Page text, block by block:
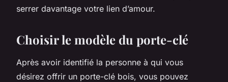
serrer davantage votre lien d’amour.
Choisir le modèle du porte-clé
Après avoir identifié la personne à qui vous
désirez offrir un porte-clé bois, vous pouvez